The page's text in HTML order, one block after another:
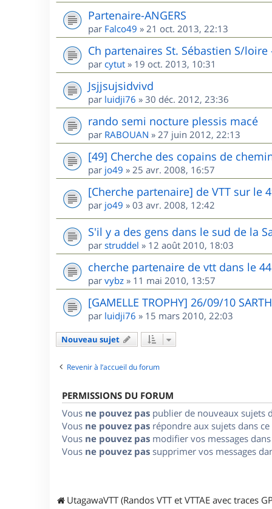
Partenaire-ANGERS
par Falco49 » 21 oct. 2013, 22:13
Ch partenaires St. Sébastien S/loire
par cytut » 19 oct. 2013, 10:31
Jsjjsujsidvivd
par luidji76 » 30 déc. 2012, 23:36
rando semi nocture plessis macé
par RABOUAN » 27 juin 2012, 22:13
[49] Cherche des copains de
par jo49 » 25 avr. 2008, 16:57
[Cherche partenaire] de VTT sur le
par jo49 » 03 avr. 2008, 12:42
S'il y a des gens dans le sud de la
par struddel » 12 août 2010, 18:03
cherche partenaire de vtt dans le 44
par vybz » 11 mai 2010, 13:57
[GAMELLE TROPHY] 26/09/10
par luidji76 » 15 mars 2010, 22:03
Nouveau sujet
Revenir à l’accueil du forum
PERMISSIONS DU FORUM
Vous ne pouvez pas publier de nouveaux sujets
Vous ne pouvez pas répondre aux sujets dans
Vous ne pouvez pas modifier vos messages
Vous ne pouvez pas supprimer vos messages
UtagawaVTT (Randos VTT et VTTAE avec traces